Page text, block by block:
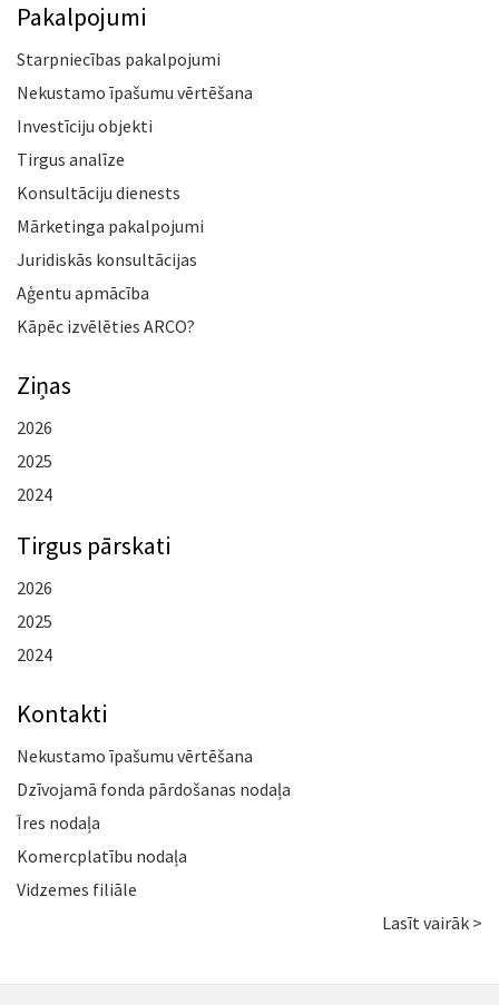
Pakalpojumi
Starpniecības pakalpojumi
Nekustamo īpašumu vērtēšana
Investīciju objekti
Tirgus analīze
Konsultāciju dienests
Mārketinga pakalpojumi
Juridiskās konsultācijas
Aģentu apmācība
Kāpēc izvēlēties ARCO?
Ziņas
2026
2025
2024
Tirgus pārskati
2026
2025
2024
Kontakti
Nekustamo īpašumu vērtēšana
Dzīvojamā fonda pārdošanas nodaļa
Īres nodaļa
Komercplatību nodaļa
Vidzemes filiāle
Lasīt vairāk >